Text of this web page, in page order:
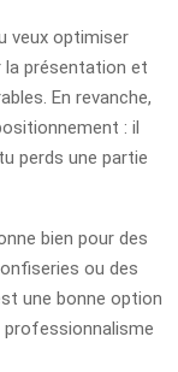
veux optimiser
la présentation et
En revanche,
: il
perds une partie
bien pour des
ou des
une bonne option
professionnalisme